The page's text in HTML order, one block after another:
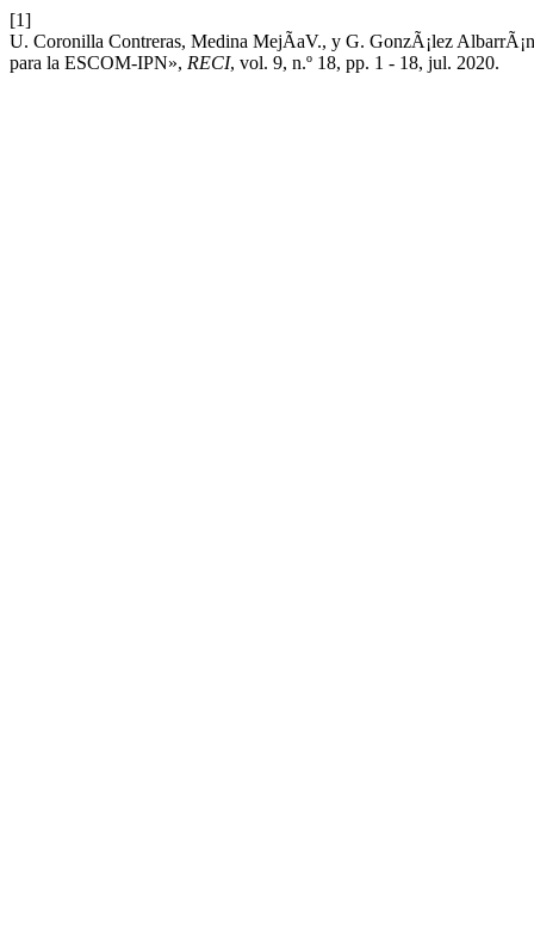
[1]
U. Coronilla Contreras, Medina MejÃ­aV., y G. GonzÃ¡lez
para la ESCOM-IPN», RECI, vol. 9, n.º 18, pp. 1 - 18, jul. 2020.